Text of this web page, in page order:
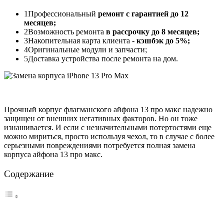
1Профессиональный ремонт с гарантией до 12
месяцев;
2Возможность ремонта в рассрочку до 8 месяцев;
3Накопительная карта клиента - кэшбэк до 5%;
4Оригинальные модули и запчасти;
5Доставка устройства после ремонта на дом.
Прочный корпус флагманского айфона 13 про макс надежно
защищен от внешних негативных факторов. Но он тоже
изнашивается. И если с незначительными потертостями еще
можно мириться, просто используя чехол, то в случае с более
серьезными повреждениями потребуется полная замена
корпуса айфона 13 про макс.
Содержание